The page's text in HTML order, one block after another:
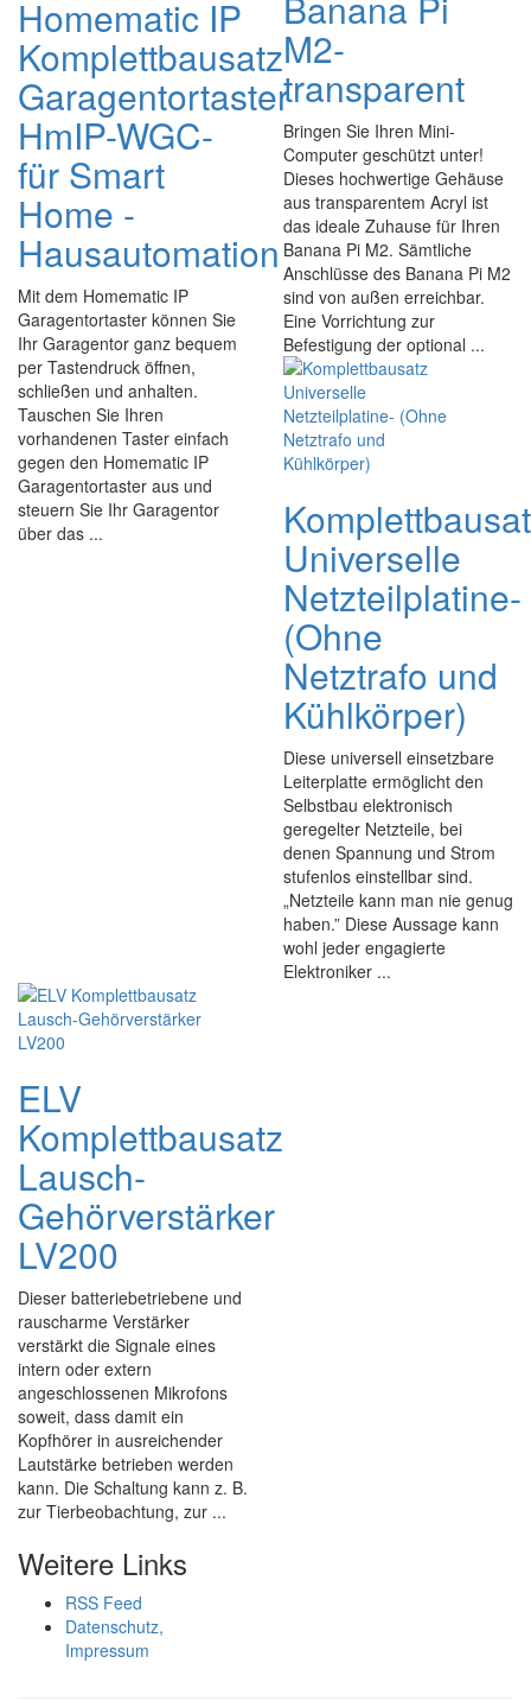
Homematic IP
Komplettbausatz
Garagentortaster
HmIP-WGC-
für Smart
Home -
Hausautomation
Mit dem Homematic IP
Garagentortaster können Sie
Ihr Garagentor ganz bequem
per Tastendruck öffnen,
schließen und anhalten.
Tauschen Sie Ihren
vorhandenen Taster einfach
gegen den Homematic IP
Garagentortaster aus und
steuern Sie Ihr Garagentor
über das ...
M2-
transparent
Bringen Sie Ihren Mini-
Computer geschützt unter!
Dieses hochwertige Gehäuse
aus transparentem Acryl ist
das ideale Zuhause für Ihren
Banana Pi M2. Sämtliche
Anschlüsse des Banana Pi M2
sind von außen erreichbar.
Eine Vorrichtung zur
Befestigung der optional ...
Universelle
Netzteilplatine-
(Ohne
Netztrafo und
Kühlkörper)
Diese universell einsetzbare
Leiterplatte ermöglicht den
Selbstbau elektronisch
geregelter Netzteile, bei
denen Spannung und Strom
stufenlos einstellbar sind.
„Netzteile kann man nie genug
haben.” Diese Aussage kann
wohl jeder engagierte
Elektroniker ...
ELV
Komplettbausatz
Lausch-
Gehörverstärker
LV200
Dieser batteriebetriebene und
rauscharme Verstärker
verstärkt die Signale eines
intern oder extern
angeschlossenen Mikrofons
soweit, dass damit ein
Kopfhörer in ausreichender
Lautstärke betrieben werden
kann. Die Schaltung kann z. B.
zur Tierbeobachtung, zur ...
Weitere Links
RSS Feed
Datenschutz,
Impressum